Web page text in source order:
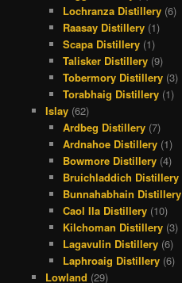
Lochranza Distillery (6)
Raasay Distillery (1)
Scapa Distillery (1)
Talisker Distillery (9)
Tobermory Distillery (3)
Torabhaig Distillery (1)
Islay(62)
Ardbeg Distillery (7)
Ardnahoe Distillery (1)
Bowmore Distillery (4)
Bruichladdich Distillery
Bunnahabhain Distillery
Caol Ila Distillery (10)
Kilchoman Distillery (3)
Lagavulin Distillery (6)
Laphroaig Distillery (6)
Lowland (29)